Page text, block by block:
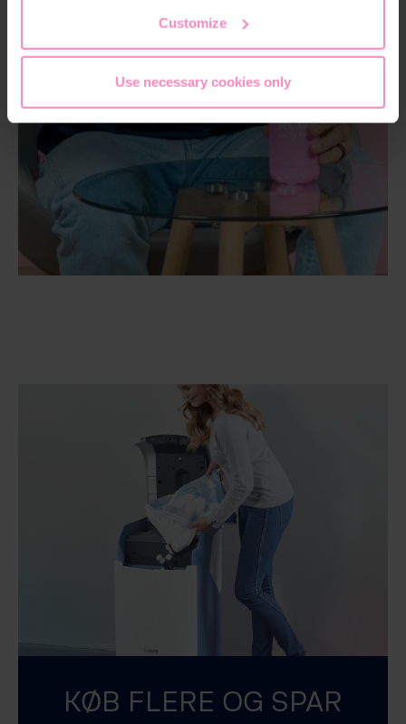
Customize
Use necessary cookies only
KØB FLERE OG SPAR